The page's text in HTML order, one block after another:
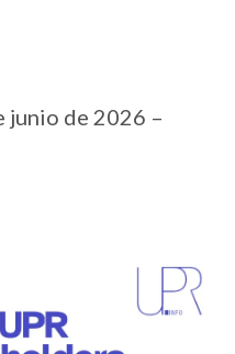
junio de 2026 –